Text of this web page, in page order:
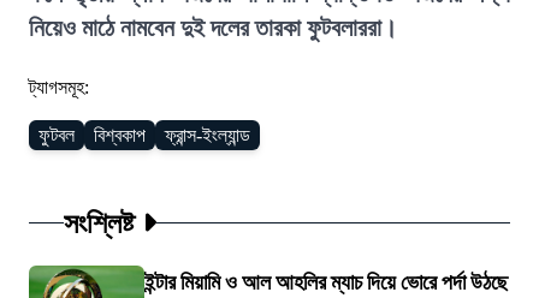
নিয়েও মাঠে নামবেন দুই দলের তারকা ফুটবলাররা।
ট্যাগসমূহ:
ফুটবল বিশ্বকাপ ফ্রান্স-ইংল্যান্ড
সংশ্লিষ্ট
ইন্টার মিয়ামি ও আল আহলির ম্যাচ দিয়ে ভোরে পর্দা উঠছে